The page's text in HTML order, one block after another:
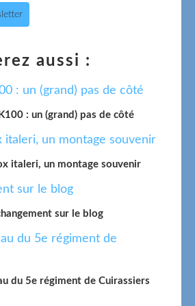
aussi :
: un (grand) pas de côté
italeri, un montage souvenir
sur le blog
du 5e régiment de Cuirassiers